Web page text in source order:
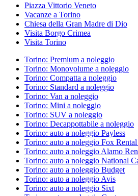
Piazza Vittorio Veneto
Vacanze a Torino
Chiesa della Gran Madre di Dio
Visita Borgo Crimea
Visita Torino
Torino: Premium a noleggio
Torino: Monovolume a noleggio
Torino: Compatta a noleggio
Torino: Standard a noleggio
Torino: Van a noleggio
Torino: Mini a noleggio
Torino: SUV a noleggio
Torino: Decappottabile a noleggio
Torino: auto a noleggio Payless
Torino: auto a noleggio Fox
Torino: auto a noleggio Alamo
Torino: auto a noleggio National
Torino: auto a noleggio Budget
Torino: auto a noleggio Avis
Torino: auto a noleggio Sixt